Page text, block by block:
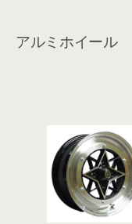
アルミホイール